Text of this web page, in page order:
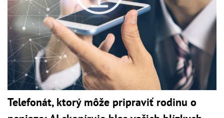
Telefonát, ktorý môže pripraviť rodinu o